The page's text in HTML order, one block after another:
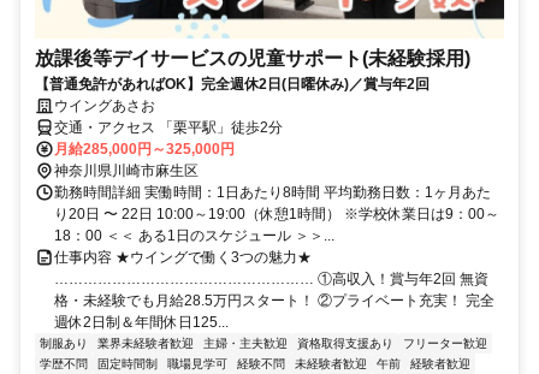
放課後等デイサービスの児童サポート(未経験採用)
【普通免許があればOK】完全週休2日(日曜休み)／賞与年2回
ウイングあさお
交通・アクセス 「栗平駅」徒歩2分
月給285,000円～325,000円
神奈川県川崎市麻生区
勤務時間詳細 実働時間：1日あたり8時間 平均勤務日数：1ヶ月あた
り20日 〜 22日 10:00～19:00（休憩1時間） ※学校休業日は9：00～
18：00 ＜＜ ある1日のスケジュール ＞＞...
仕事内容 ★ウイングで働く3つの魅力★
……………………………………………… ①高収入！賞与年2回 無資
格・未経験でも月給28.5万円スタート！ ②プライベート充実！ 完全
週休2日制＆年間休日125...
制服あり 業界未経験者歓迎 主婦・主夫歓迎 資格取得支援あり
フリーター歓迎
学歴不問
固定時間制 職場見学可 経験不問 未経験者歓迎 午前
経験者歓迎